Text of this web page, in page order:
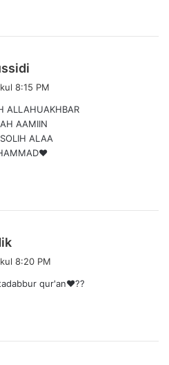
e
k
a
t
8:15 PM
ALLAHUAKHBAR
AAMIIN
ALAA
e
k
8:20 PM
qur'an❤??